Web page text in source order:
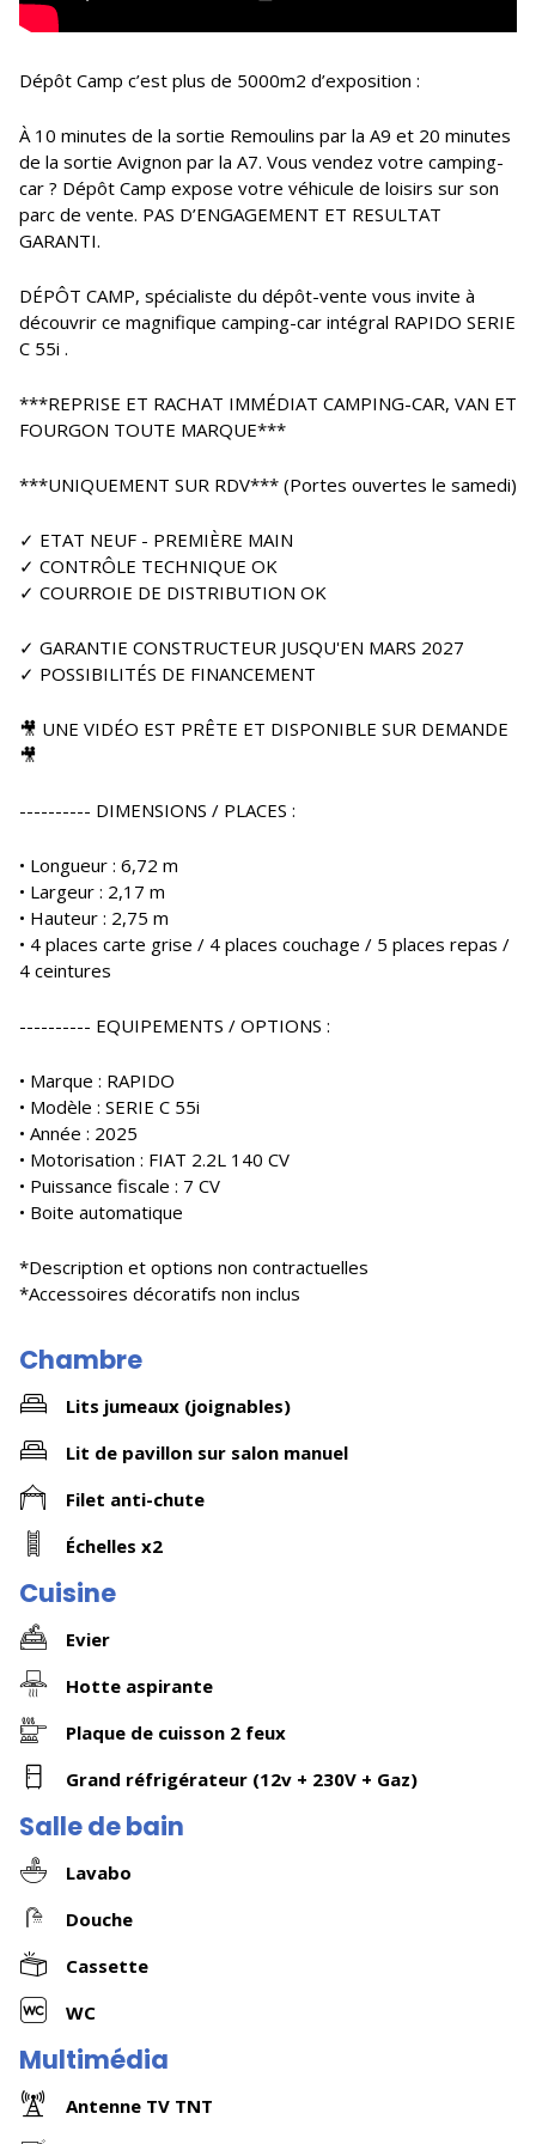
Dépôt Camp c’est plus de 5000m2 d’exposition :
À 10 minutes de la sortie Remoulins par la A9 et 20 minutes
de la sortie Avignon par la A7. Vous vendez votre camping-
car ? Dépôt Camp expose votre véhicule de loisirs sur son
parc de vente. PAS D’ENGAGEMENT ET RESULTAT
GARANTI.
DÉPÔT CAMP, spécialiste du dépôt-vente vous invite à
découvrir ce magnifique camping-car intégral RAPIDO SERIE
C 55i .
***REPRISE ET RACHAT IMMÉDIAT CAMPING-CAR, VAN ET
FOURGON TOUTE MARQUE***
***UNIQUEMENT SUR RDV*** (Portes ouvertes le samedi)
✓ ETAT NEUF - PREMIÈRE MAIN
✓ CONTRÔLE TECHNIQUE OK
✓ COURROIE DE DISTRIBUTION OK
✓ GARANTIE CONSTRUCTEUR JUSQU'EN MARS 2027
✓ POSSIBILITÉS DE FINANCEMENT
🎥 UNE VIDÉO EST PRÊTE ET DISPONIBLE SUR DEMANDE
🎥
---------- DIMENSIONS / PLACES :
• Longueur : 6,72 m
• Largeur : 2,17 m
• Hauteur : 2,75 m
• 4 places carte grise / 4 places couchage / 5 places repas /
4 ceintures
---------- EQUIPEMENTS / OPTIONS :
• Marque : RAPIDO
• Modèle : SERIE C 55i
• Année : 2025
• Motorisation : FIAT 2.2L 140 CV
• Puissance fiscale : 7 CV
• Boite automatique
*Description et options non contractuelles
*Accessoires décoratifs non inclus
Chambre
Lits jumeaux (joignables)
Lit de pavillon sur salon manuel
Filet anti-chute
Échelles x2
Cuisine
Evier
Hotte aspirante
Plaque de cuisson 2 feux
Grand réfrigérateur (12v + 230V + Gaz)
Salle de bain
Lavabo
Douche
Cassette
WC
Multimédia
Antenne TV TNT